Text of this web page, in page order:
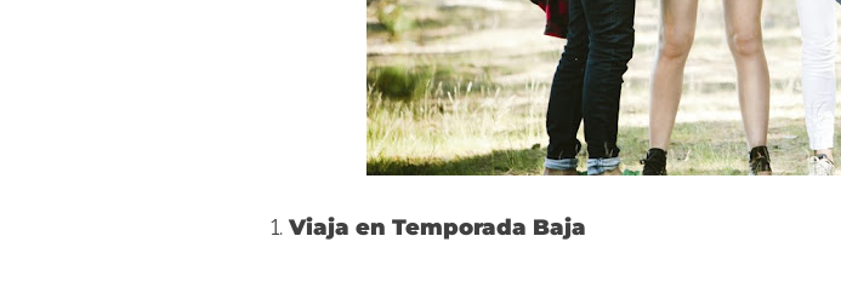
Viaja en Temporada Baja